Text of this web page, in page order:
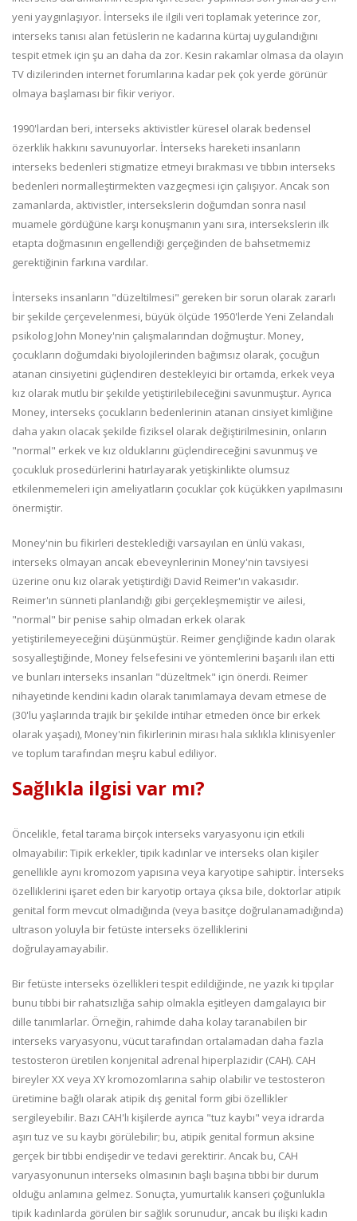
yeni yaygınlaşıyor. İnterseks ile ilgili veri toplamak yeterince zor,
interseks tanısı alan fetüslerin ne kadarına kürtaj uygulandığını
tespit etmek için şu an daha da zor. Kesin rakamlar olmasa da olayın
TV dizilerinden internet forumlarına kadar pek çok yerde görünür
olmaya başlaması bir fikir veriyor.
1990'lardan beri, interseks aktivistler küresel olarak bedensel
özerklik hakkını savunuyorlar. İnterseks hareketi insanların
interseks bedenleri stigmatize etmeyi bırakması ve tıbbın interseks
bedenleri normalleştirmekten vazgeçmesi için çalışıyor. Ancak son
zamanlarda, aktivistler, intersekslerin doğumdan sonra nasıl
muamele gördüğüne karşı konuşmanın yanı sıra, intersekslerin ilk
etapta doğmasının engellendiği gerçeğinden de bahsetmemiz
gerektiğinin farkına vardılar.
İnterseks insanların "düzeltilmesi" gereken bir sorun olarak zararlı
bir şekilde çerçevelenmesi, büyük ölçüde 1950'lerde Yeni Zelandalı
psikolog John Money'nin çalışmalarından doğmuştur. Money,
çocukların doğumdaki biyolojilerinden bağımsız olarak, çocuğun
atanan cinsiyetini güçlendiren destekleyici bir ortamda, erkek veya
kız olarak mutlu bir şekilde yetiştirilebileceğini savunmuştur. Ayrıca
Money, interseks çocukların bedenlerinin atanan cinsiyet kimliğine
daha yakın olacak şekilde fiziksel olarak değiştirilmesinin, onların
"normal" erkek ve kız olduklarını güçlendireceğini savunmuş ve
çocukluk prosedürlerini hatırlayarak yetişkinlikte olumsuz
etkilenmemeleri için ameliyatların çocuklar çok küçükken yapılmasını
önermiştir.
Money'nin bu fikirleri desteklediği varsayılan en ünlü vakası,
interseks olmayan ancak ebeveynlerinin Money'nin tavsiyesi
üzerine onu kız olarak yetiştirdiği David Reimer'ın vakasıdır.
Reimer'ın sünneti planlandığı gibi gerçekleşmemiştir ve ailesi,
"normal" bir penise sahip olmadan erkek olarak
yetiştirilemeyeceğini düşünmüştür. Reimer gençliğinde kadın olarak
sosyalleştiğinde, Money felsefesini ve yöntemlerini başarılı ilan etti
ve bunları interseks insanları "düzeltmek" için önerdi. Reimer
nihayetinde kendini kadın olarak tanımlamaya devam etmese de
(30'lu yaşlarında trajik bir şekilde intihar etmeden önce bir erkek
olarak yaşadı), Money'nin fikirlerinin mirası hala sıklıkla klinisyenler
ve toplum tarafından meşru kabul ediliyor.
Sağlıkla ilgisi var mı?
Öncelikle, fetal tarama birçok interseks varyasyonu için etkili
olmayabilir: Tipik erkekler, tipik kadınlar ve interseks olan kişiler
genellikle aynı kromozom yapısına veya karyotipe sahiptir. İnterseks
özelliklerini işaret eden bir karyotip ortaya çıksa bile, doktorlar atipik
genital form mevcut olmadığında (veya basitçe doğrulanamadığında)
ultrason yoluyla bir fetüste interseks özelliklerini
doğrulayamayabilir.
Bir fetüste interseks özellikleri tespit edildiğinde, ne yazık ki tıpçılar
bunu tıbbi bir rahatsızlığa sahip olmakla eşitleyen damgalayıcı bir
dille tanımlarlar. Örneğin, rahimde daha kolay taranabilen bir
interseks varyasyonu, vücut tarafından ortalamadan daha fazla
testosteron üretilen konjenital adrenal hiperplazidir (CAH). CAH
bireyler XX veya XY kromozomlarına sahip olabilir ve testosteron
üretimine bağlı olarak atipik dış genital form gibi özellikler
sergileyebilir. Bazı CAH'lı kişilerde ayrıca "tuz kaybı" veya idrarda
aşırı tuz ve su kaybı görülebilir; bu, atipik genital formun aksine
gerçek bir tıbbi endişedir ve tedavi gerektirir. Ancak bu, CAH
varyasyonunun interseks olmasının başlı başına tıbbi bir durum
olduğu anlamına gelmez. Sonuçta, yumurtalık kanseri çoğunlukla
tipik kadınlarda görülen bir sağlık sorunudur, ancak bu ilişki kadın